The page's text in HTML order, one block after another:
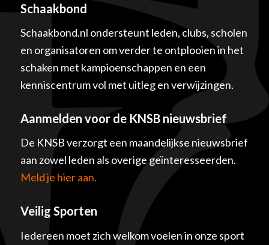
Schaakbond
Schaakbond.nl ondersteunt leden, clubs, scholen
en organisatoren om verder te ontplooien in het
schaken met kampioenschappen en een
kenniscentrum vol met uitleg en verwijzingen.
Aanmelden voor de KNSB nieuwsbrief
De KNSB verzorgt een maandelijkse nieuwsbrief
aan zowel leden als overige geïnteresseerden.
Meld je hier aan.
Veilig Sporten
Iedereen moet zich welkom voelen in onze sport